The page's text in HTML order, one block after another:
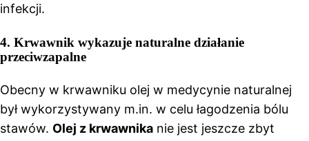
infekcji.
4. Krwawnik wykazuje naturalne działanie
przeciwzapalne
Obecny w krwawniku olej w medycynie naturalnej
był wykorzystywany m.in. w celu łagodzenia bólu
stawów. Olej z krwawnika nie jest jeszcze zbyt